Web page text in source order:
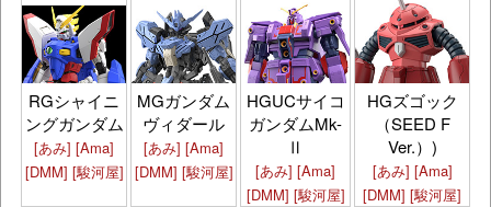
RGシャイニ
ングガンダム
[あみ] [Ama]
[DMM] [駿河屋]
MGガンダム
ヴィダール
[あみ] [Ama]
[DMM] [駿河屋]
HGUCサイコ
ガンダムMk-
Ⅱ
[あみ] [Ama]
[DMM] [駿河屋]
HGズゴック
（SEED F
Ver.）)
[あみ] [Ama]
[DMM] [駿河屋]